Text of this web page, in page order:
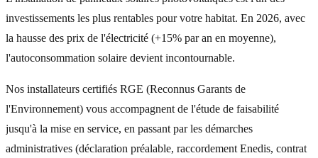
investissements les plus rentables pour votre habitat. En 2026, avec
la hausse des prix de l'électricité (+15% par an en moyenne),
l'autoconsommation solaire devient incontournable.
Nos installateurs certifiés RGE (Reconnus Garants de
l'Environnement) vous accompagnent de l'étude de faisabilité
jusqu'à la mise en service, en passant par les démarches
administratives (déclaration préalable, raccordement Enedis, contrat